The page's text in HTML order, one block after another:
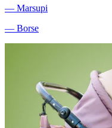
― Marsupi
― Borse